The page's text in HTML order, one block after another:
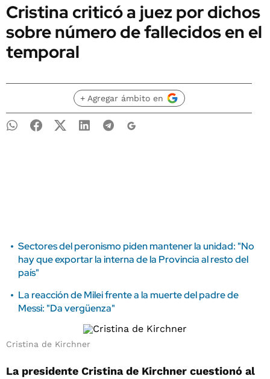
Cristina criticó a juez por dichos
sobre número de fallecidos en el
temporal
+ Agregar ámbito en
Sectores del peronismo piden mantener la unidad: "No
hay que exportar la interna de la Provincia al resto del
país"
La reacción de Milei frente a la muerte del padre de
Messi: "Da vergüenza"
Cristina de Kirchner
La presidente Cristina de Kirchner cuestionó al